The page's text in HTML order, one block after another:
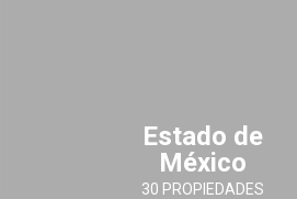
Estado de
México
30 PROPIEDADES